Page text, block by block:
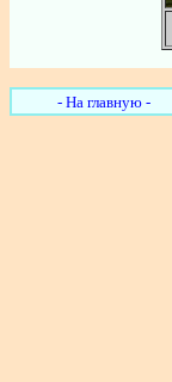
- На главную -